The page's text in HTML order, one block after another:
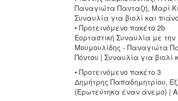
Παναγιώτα Πανταζή, Μαρί
Συναυλία για βιολί και
• Προτεινόμενο πακέτο 2b
Εορταστική Συναυλία με
Μουμουλίδης - Παναγιώτα
Πόντου | Συναυλία για
• Προτεινόμενο πακέτο 3
Δημήτρης Παπαδημητρίου,
(Ερωτεύτηκα έναν άνεμο) |